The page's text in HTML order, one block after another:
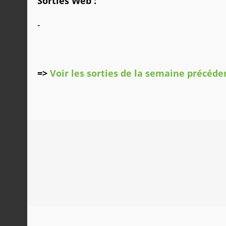
-
=> Voir les sorties de la semaine